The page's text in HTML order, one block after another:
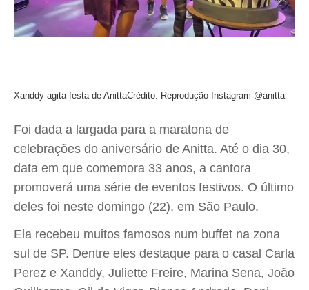
Xanddy agita festa de AnittaCrédito: Reprodução Instagram @anitta
Foi dada a largada para a maratona de
celebrações do aniversário de Anitta. Até o dia 30,
data em que comemora 33 anos, a cantora
promoverá uma série de eventos festivos. O último
deles foi neste domingo (22), em São Paulo.
Ela recebeu muitos famosos num buffet na zona
sul de SP. Dentre eles destaque para o casal Carla
Perez e Xanddy, Juliette Freire, Marina Sena, João